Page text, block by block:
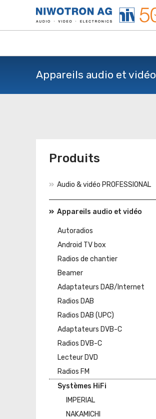
Appareils audio et vidéo
Produits
Audio & vidéo PROFESSIONAL
Appareils audio et vidéo
Autoradios
Android TV box
Radios de chantier
Beamer
Adaptateurs DAB/Internet
Radios DAB
Radios DAB (UPC)
Adaptateurs DVB-C
Radios DVB-C
Lecteur DVD
Radios FM
Systèmes HiFi
IMPERIAL
NAKAMICHI